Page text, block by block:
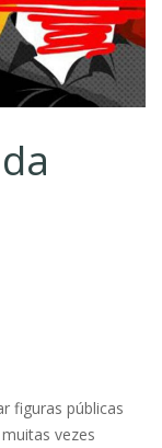
figuras públicas
vezes